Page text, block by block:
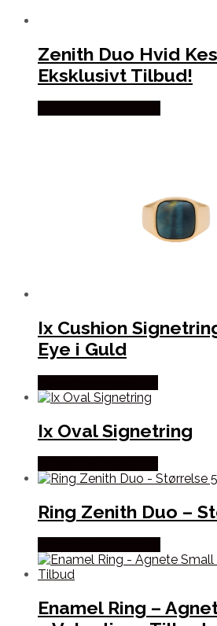
Zenith Duo Hvid
Eksklusivt Tilbud!
Ix Cushion
Eye i Guld
Ix Oval Signetring
Ring Zenith Duo –
Enamel Ring –